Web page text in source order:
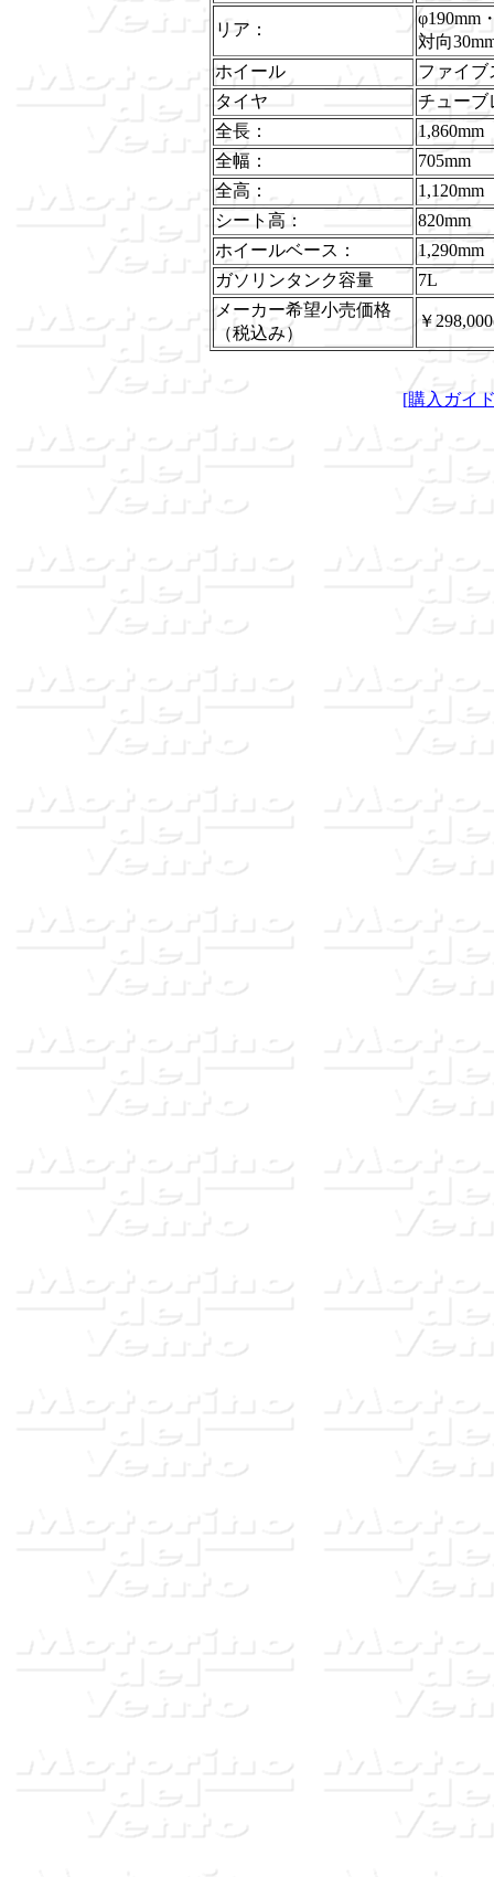
リア：
φ190mm
対向
ホイール
ファイブ
タイヤ
チューブ
全長：
1,860mm
全幅：
705mm
全高：
1,120mm
シート高：
820mm
ホイールベース：
1,290mm
ガソリンタンク容量
7L
メーカー希望小売価格
（税込み）
￥
[購入ガイ